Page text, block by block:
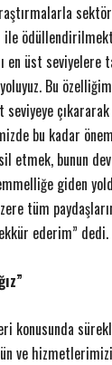
ile
üst seviyelere
Bu
bu kadar
bunun
giden
tüm
ederim” dedi.
ve